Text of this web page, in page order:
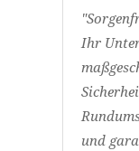
Ihr
und